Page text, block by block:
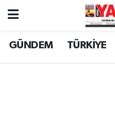
GÜNDEM TÜRKİYE